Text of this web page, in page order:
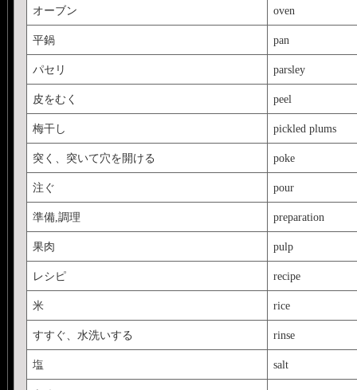
オーブン oven
平鍋 pan
パセリ parsley
皮をむく peel
梅干し pickled plums
突く、突いて穴を開ける poke
注ぐ pour
準備,調理 preparation
果肉 pulp
レシピ recipe
米 rice
すすぐ、水洗いする rinse
塩 salt